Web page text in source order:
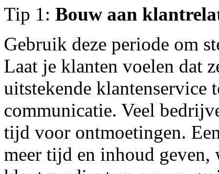
Tip 1: Bouw aan
Gebruik deze periode om
Laat je klanten voelen dat
uitstekende klantenservice
communicatie. Veel
tijd voor ontmoetingen.
meer tijd en inhoud geven,